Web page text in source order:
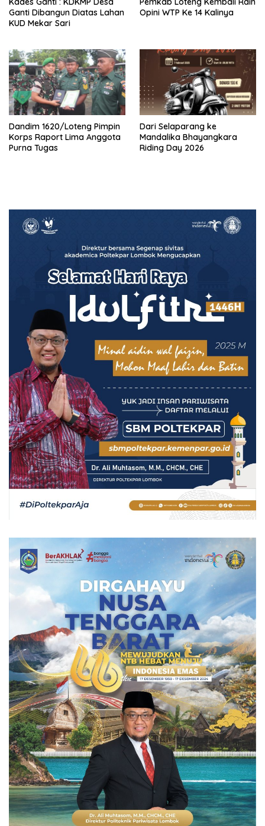
Ganti Dibangun Diatas Lahan
KUD Mekar Sari
Opini WTP Ke 14 Kalinya
Dandim 1620/Loteng Pimpin
Korps Raport Lima Anggota
Purna Tugas
‎Dari Selaparang ke
Mandalika Bhayangkara
Riding Day 2026